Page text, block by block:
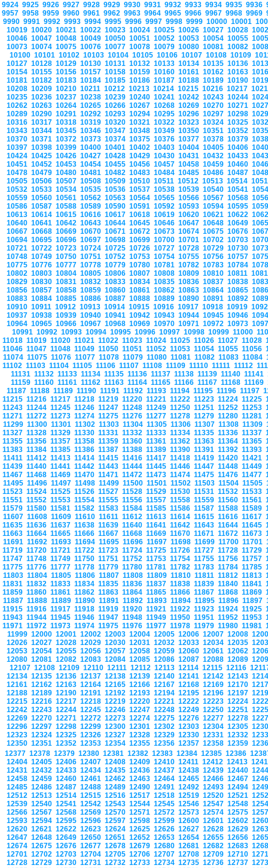
9924 9925 9926 9927 9928 9929 9930 9931 9932 9933 9934 9935 9936
9957 9958 9959 9960 9961 9962 9963 9964 9965 9966 9967 9968 9969
9990 9991 9992 9993 9994 9995 9996 9997 9998 9999 10000 10001
10019 10020 10021 10022 10023 10024 10025 10026 10027 10028
10046 10047 10048 10049 10050 10051 10052 10053 10054 10055
10073 10074 10075 10076 10077 10078 10079 10080 10081 10082
10100 10101 10102 10103 10104 10105 10106 10107 10108 10109
10127 10128 10129 10130 10131 10132 10133 10134 10135 10136
10154 10155 10156 10157 10158 10159 10160 10161 10162 10163
10181 10182 10183 10184 10185 10186 10187 10188 10189 10190
10208 10209 10210 10211 10212 10213 10214 10215 10216 10217
10235 10236 10237 10238 10239 10240 10241 10242 10243 10244
10262 10263 10264 10265 10266 10267 10268 10269 10270 10271
10289 10290 10291 10292 10293 10294 10295 10296 10297 10298
10316 10317 10318 10319 10320 10321 10322 10323 10324 10325
10343 10344 10345 10346 10347 10348 10349 10350 10351 10352
10370 10371 10372 10373 10374 10375 10376 10377 10378 10379
10397 10398 10399 10400 10401 10402 10403 10404 10405 10406
10424 10425 10426 10427 10428 10429 10430 10431 10432 10433
10451 10452 10453 10454 10455 10456 10457 10458 10459 10460
10478 10479 10480 10481 10482 10483 10484 10485 10486 10487
10505 10506 10507 10508 10509 10510 10511 10512 10513 10514
10532 10533 10534 10535 10536 10537 10538 10539 10540 10541
10559 10560 10561 10562 10563 10564 10565 10566 10567 10568
10586 10587 10588 10589 10590 10591 10592 10593 10594 10595
10613 10614 10615 10616 10617 10618 10619 10620 10621 10622
10640 10641 10642 10643 10644 10645 10646 10647 10648 10649
10667 10668 10669 10670 10671 10672 10673 10674 10675 10676
10694 10695 10696 10697 10698 10699 10700 10701 10702 10703
10721 10722 10723 10724 10725 10726 10727 10728 10729 10730
10748 10749 10750 10751 10752 10753 10754 10755 10756 10757
10775 10776 10777 10778 10779 10780 10781 10782 10783 10784
10802 10803 10804 10805 10806 10807 10808 10809 10810 10811
10829 10830 10831 10832 10833 10834 10835 10836 10837 10838
10856 10857 10858 10859 10860 10861 10862 10863 10864 10865
10883 10884 10885 10886 10887 10888 10889 10890 10891 10892
10910 10911 10912 10913 10914 10915 10916 10917 10918 10919
10937 10938 10939 10940 10941 10942 10943 10944 10945 10946
10964 10965 10966 10967 10968 10969 10970 10971 10972 10973
10991 10992 10993 10994 10995 10996 10997 10998 10999 11000
11018 11019 11020 11021 11022 11023 11024 11025 11026 11027 11028
11046 11047 11048 11049 11050 11051 11052 11053 11054 11055 11056
11074 11075 11076 11077 11078 11079 11080 11081 11082 11083 11084
11102 11103 11104 11105 11106 11107 11108 11109 11110 11111 11112
11131 11132 11133 11134 11135 11136 11137 11138 11139 11140 11141
11159 11160 11161 11162 11163 11164 11165 11166 11167 11168 11169
11187 11188 11189 11190 11191 11192 11193 11194 11195 11196 11197
11215 11216 11217 11218 11219 11220 11221 11222 11223 11224 11225
11243 11244 11245 11246 11247 11248 11249 11250 11251 11252 11253
11271 11272 11273 11274 11275 11276 11277 11278 11279 11280 11281
11299 11300 11301 11302 11303 11304 11305 11306 11307 11308 11309
11327 11328 11329 11330 11331 11332 11333 11334 11335 11336 11337
11355 11356 11357 11358 11359 11360 11361 11362 11363 11364 11365
11383 11384 11385 11386 11387 11388 11389 11390 11391 11392 11393
11411 11412 11413 11414 11415 11416 11417 11418 11419 11420 11421
11439 11440 11441 11442 11443 11444 11445 11446 11447 11448 11449
11467 11468 11469 11470 11471 11472 11473 11474 11475 11476 11477
11495 11496 11497 11498 11499 11500 11501 11502 11503 11504 11505
11523 11524 11525 11526 11527 11528 11529 11530 11531 11532 11533
11551 11552 11553 11554 11555 11556 11557 11558 11559 11560 11561
11579 11580 11581 11582 11583 11584 11585 11586 11587 11588 11589
11607 11608 11609 11610 11611 11612 11613 11614 11615 11616 11617
11635 11636 11637 11638 11639 11640 11641 11642 11643 11644 11645
11663 11664 11665 11666 11667 11668 11669 11670 11671 11672 11673
11691 11692 11693 11694 11695 11696 11697 11698 11699 11700 11701
11719 11720 11721 11722 11723 11724 11725 11726 11727 11728 11729
11747 11748 11749 11750 11751 11752 11753 11754 11755 11756 11757
11775 11776 11777 11778 11779 11780 11781 11782 11783 11784 11785
11803 11804 11805 11806 11807 11808 11809 11810 11811 11812 11813
11831 11832 11833 11834 11835 11836 11837 11838 11839 11840 11841
11859 11860 11861 11862 11863 11864 11865 11866 11867 11868 11869
11887 11888 11889 11890 11891 11892 11893 11894 11895 11896 11897
11915 11916 11917 11918 11919 11920 11921 11922 11923 11924 11925
11943 11944 11945 11946 11947 11948 11949 11950 11951 11952 11953
11971 11972 11973 11974 11975 11976 11977 11978 11979 11980 11981
11999 12000 12001 12002 12003 12004 12005 12006 12007 12008
12026 12027 12028 12029 12030 12031 12032 12033 12034 12035
12053 12054 12055 12056 12057 12058 12059 12060 12061 12062
12080 12081 12082 12083 12084 12085 12086 12087 12088 12089
12107 12108 12109 12110 12111 12112 12113 12114 12115 12116
12134 12135 12136 12137 12138 12139 12140 12141 12142 12143
12161 12162 12163 12164 12165 12166 12167 12168 12169 12170
12188 12189 12190 12191 12192 12193 12194 12195 12196 12197
12215 12216 12217 12218 12219 12220 12221 12222 12223 12224
12242 12243 12244 12245 12246 12247 12248 12249 12250 12251
12269 12270 12271 12272 12273 12274 12275 12276 12277 12278
12296 12297 12298 12299 12300 12301 12302 12303 12304 12305
12323 12324 12325 12326 12327 12328 12329 12330 12331 12332
12350 12351 12352 12353 12354 12355 12356 12357 12358 12359
12377 12378 12379 12380 12381 12382 12383 12384 12385 12386
12404 12405 12406 12407 12408 12409 12410 12411 12412 12413
12431 12432 12433 12434 12435 12436 12437 12438 12439 12440
12458 12459 12460 12461 12462 12463 12464 12465 12466 12467
12485 12486 12487 12488 12489 12490 12491 12492 12493 12494
12512 12513 12514 12515 12516 12517 12518 12519 12520 12521
12539 12540 12541 12542 12543 12544 12545 12546 12547 12548
12566 12567 12568 12569 12570 12571 12572 12573 12574 12575
12593 12594 12595 12596 12597 12598 12599 12600 12601 12602
12620 12621 12622 12623 12624 12625 12626 12627 12628 12629
12647 12648 12649 12650 12651 12652 12653 12654 12655 12656
12674 12675 12676 12677 12678 12679 12680 12681 12682 12683
12701 12702 12703 12704 12705 12706 12707 12708 12709 12710
12728 12729 12730 12731 12732 12733 12734 12735 12736 12737